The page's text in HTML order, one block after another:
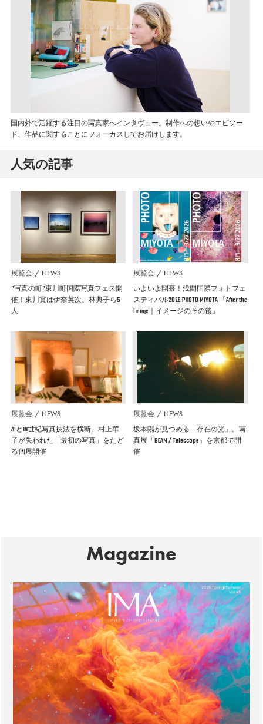
国内外で活躍する注目の写真家へインタヴュー。制作への想いやエピソー
ド、作品に関することにフォーカスしてお届けします。
人気の記事
展覧会 NEWS
”写真の町”東川町国際写真フェス開
催！東川賞は伊奈英次、林典子ら5
人
展覧会 NEWS
いよいよ開幕！浅間国際フォトフェ
スティバル2026 PHOTO MIYOTA 「After the
Image｜イメージのその後」
展覧会 NEWS
AIと19世紀写真技法を横断。村上華
子が失われた「最初の写真」をたど
る個展開催
展覧会 NEWS
坂本陽が見つめる「存在の光」。写
真展「BEAM / Telescope」を京都で開
催
Magazine